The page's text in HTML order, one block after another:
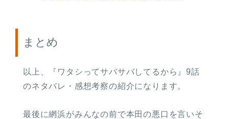
まとめ
以上、『ワタシってサバサバしてるから』9話
のネタバレ・感想考察の紹介になります。
最後に網浜がみんなの前で本田の悪口を言いそ